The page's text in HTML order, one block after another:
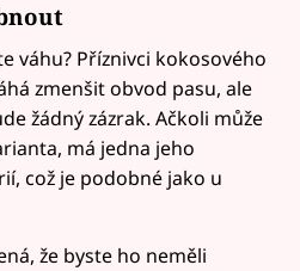
váhu? Příznivci kokosového
zmenšit obvod pasu, ale
žádný zázrak. Ačkoli může
má jedna jeho
což je podobné jako u
že byste ho neměli